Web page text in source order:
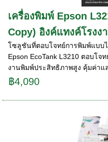
เครื่องพิมพ์ Epson
Copy) อิงค์แทงค์โรงง
โซลูชันที่ตอบโจทย์การพิมพ์แบบ
Epson EcoTank L3210 ตอบโจ
งานพิมพ์ประสิทธิภาพสูง คุ้มค่าแ
฿4,090